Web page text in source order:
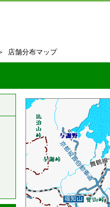
店舗分布マップ